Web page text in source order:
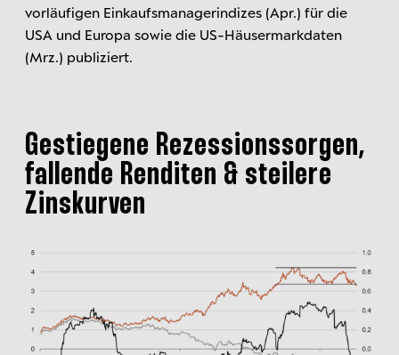
vorläufigen Einkaufsmanagerindizes (Apr.) für die
USA und Europa sowie die US-Häusermarkdaten
(Mrz.) publiziert.
Gestiegene Rezessionssorgen,
fallende Renditen & steilere
Zinskurven